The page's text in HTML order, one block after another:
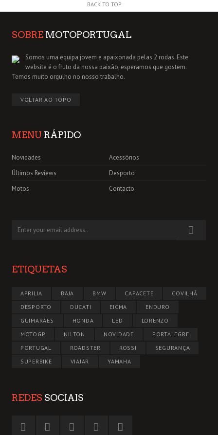
BACK TO TOP
SOBRE MOTOPORTUGAL
Somos uma equipa jovem e apaixonada pelas 2 rodas. Este
website é o fruto da nossa paixão, esperamos que gostem.
Temos muito orgulho no nosso trabalho.
VOLTAR AO TOPO
MENU RÁPIDO
Novidades
Acessórios
Últimos Reviews
Desporto
Motos
Contacto
ETIQUETAS
APRILIA BAJA BMW CAPACETE
COVILHÃ
DESPORTO
DUCATI EICMA
ENDURO
GUIMARÃES
HONDA LED
LORENZO
MOTOGP
NILTON NOVIDADE
PORTALEGRE
PORTUGAL
ROADSTER ROSSI
SEGURANÇA
SUPERBIKE
VIAJAR YAMAHA
REDES SOCIAIS